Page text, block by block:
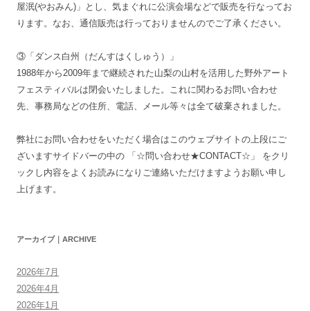
屋泯(やおみん)」とし、気まぐれに公演会場などで販売を行なってお
ります。なお、通信販売は行っておりませんのでご了承ください。
③「ダンス白州（だんすはくしゅう）」
1988年から2009年まで継続された山梨の山村を活用した野外アート
フェスティバルは閉会いたしました。これに関わるお問い合わせ
先、事務局などの住所、電話、メール等々は全て破棄されました。
弊社にお問い合わせをいただく場合はこのウェブサイトの上段にご
ざいますサイドバーの中の 「☆問い合わせ★CONTACT☆」 をクリ
ックし内容をよくお読みになりご連絡いただけますようお願い申し
上げます。
アーカイブ｜ARCHIVE
2026年7月
2026年4月
2026年1月